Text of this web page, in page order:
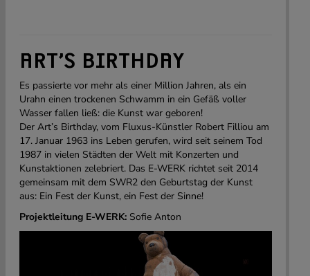
ART’S BIRTHDAY
Es passierte vor mehr als einer Million Jahren, als ein
Urahn einen trockenen Schwamm in ein Gefäß voller
Wasser fallen ließ: die Kunst war geboren!
Der Art’s Birthday, vom Fluxus-Künstler Robert Filliou am
17. Januar 1963 ins Leben gerufen, wird seit seinem Tod
1987 in vielen Städten der Welt mit Konzerten und
Kunstaktionen zelebriert. Das E-WERK richtet seit 2014
gemeinsam mit dem SWR2 den Geburtstag der Kunst
aus: Ein Fest der Kunst, ein Fest der Sinne!
Projektleitung E-WERK: Sofie Anton